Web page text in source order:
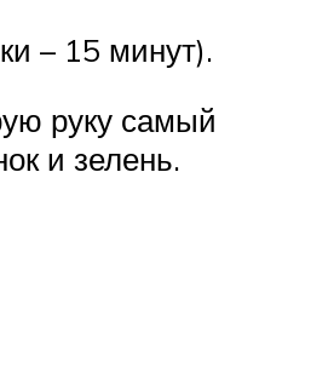
– 15 минут).
руку самый
и зелень.